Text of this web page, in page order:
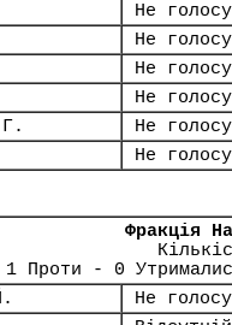
Не
Не
Не
Не
Не
Не
Фракція
Проти - 0
Не